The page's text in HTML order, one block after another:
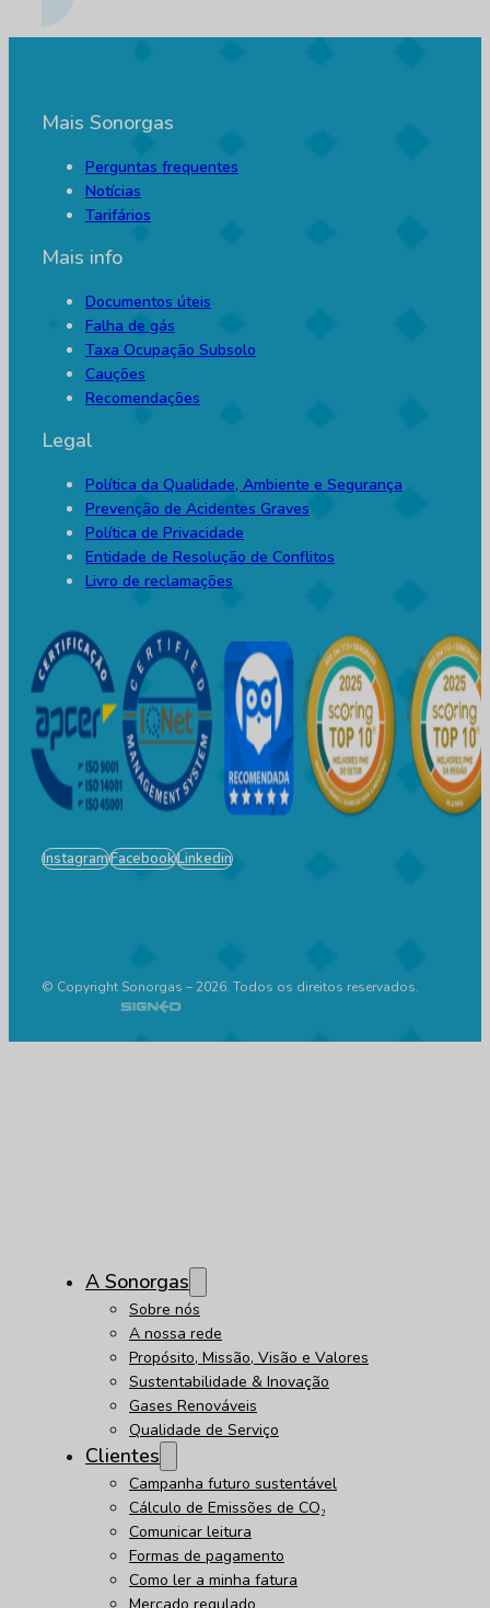
Mais Sonorgas
Perguntas frequentes
Notícias
Tarifários
Mais info
Documentos úteis
Falha de gás
Taxa Ocupação Subsolo
Cauções
Recomendações
Legal
Política da Qualidade, Ambiente e Segurança
Prevenção de Acidentes Graves
Política de Privacidade
Entidade de Resolução de Conflitos
Livro de reclamações
InstagramFacebookLinkedin
© Copyright Sonorgas – 2026. Todos os direitos reservados.
A Sonorgas
Sobre nós
A nossa rede
Propósito, Missão, Visão e Valores
Sustentabilidade & Inovação
Gases Renováveis
Qualidade de Serviço
Clientes
Campanha futuro sustentável
Cálculo de Emissões de CO₂
Comunicar leitura
Formas de pagamento
Como ler a minha fatura